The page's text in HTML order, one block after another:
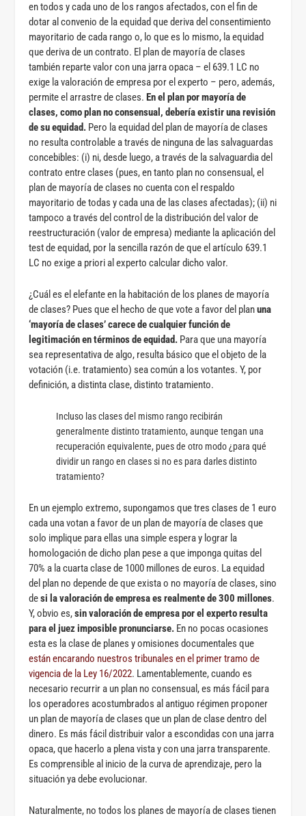
en todos y cada uno de los rangos afectados, con el fin de
dotar al convenio de la equidad que deriva del consentimiento
mayoritario de cada rango o, lo que es lo mismo, la equidad
que deriva de un contrato. El plan de mayoría de clases
también reparte valor con una jarra opaca – el 639.1 LC no
exige la valoración de empresa por el experto – pero, además,
permite el arrastre de clases.En el plan por mayoría de
clases, como plan no consensual, debería existir una revisión
de su equidad. Pero la equidad del plan de mayoría de clases
no resulta controlable a través de ninguna de las salvaguardas
concebibles: (i) ni, desde luego, a través de la salvaguardia del
contrato entre clases (pues, en tanto plan no consensual, el
plan de mayoría de clases no cuenta con el respaldo
mayoritario de todas y cada una de las clases afectadas); (ii) ni
tampoco a través del control de la distribución del valor de
reestructuración (valor de empresa) mediante la aplicación del
test de equidad, por la sencilla razón de que el artículo 639.1
LC no exige a priori al experto calcular dicho valor.
¿Cuál es el elefante en la habitación de los planes de mayoría
de clases? Pues que el hecho de que vote a favor del planuna
‘mayoría de clases’ carece de cualquier función de
legitimación en términos de equidad. Para que una mayoría
sea representativa de algo, resulta básico que el objeto de la
votación (i.e. tratamiento) sea común a los votantes. Y, por
definición, a distinta clase, distinto tratamiento.
Incluso las clases del mismo rango recibirán
generalmente distinto tratamiento, aunque tengan una
recuperación equivalente, pues de otro modo ¿para qué
dividir un rango en clases si no es para darles distinto
tratamiento?
En un ejemplo extremo, supongamos que tres clases de 1 euro
cada una votan a favor de un plan de mayoría de clases que
solo implique para ellas una simple espera y lograr la
homologación de dicho plan pese a que imponga quitas del
70% a la cuarta clase de 1000 millones de euros. La equidad
del plan no depende de que exista o no mayoría de clases, sino
desi la valoración de empresa es realmente de 300 millones.
Y, obvio es,sin valoración de empresa por el experto resulta
para el juez imposible pronunciarse. En no pocas ocasiones
esta es la clase de planes y omisiones documentales que
están encarando nuestros tribunales en el primer tramo de
vigencia de la Ley 16/2022. Lamentablemente, cuando es
necesario recurrir a un plan no consensual, es más fácil para
los operadores acostumbrados al antiguo régimen proponer
un plan de mayoría de clases que un plan de clase dentro del
dinero. Es más fácil distribuir valor a escondidas con una jarra
opaca, que hacerlo a plena vista y con una jarra transparente.
Es comprensible al inicio de la curva de aprendizaje, pero la
situación ya debe evolucionar.
Naturalmente, no todos los planes de mayoría de clases tienen